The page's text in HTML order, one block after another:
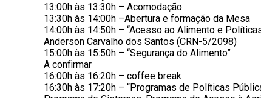
13:00h às 13:30h – Acomodação
13:30h às 14:00h –Abertura e formação da Mesa
14:00h às 14:50h – “Acesso ao Alimento e
Anderson Carvalho dos Santos (CRN-5/2098)
15:00h às 15:50h – “Segurança do Alimento”
A confirmar
16:00h às 16:20h – coffee break
16:30h às 17:20h – “Programas de Políticas